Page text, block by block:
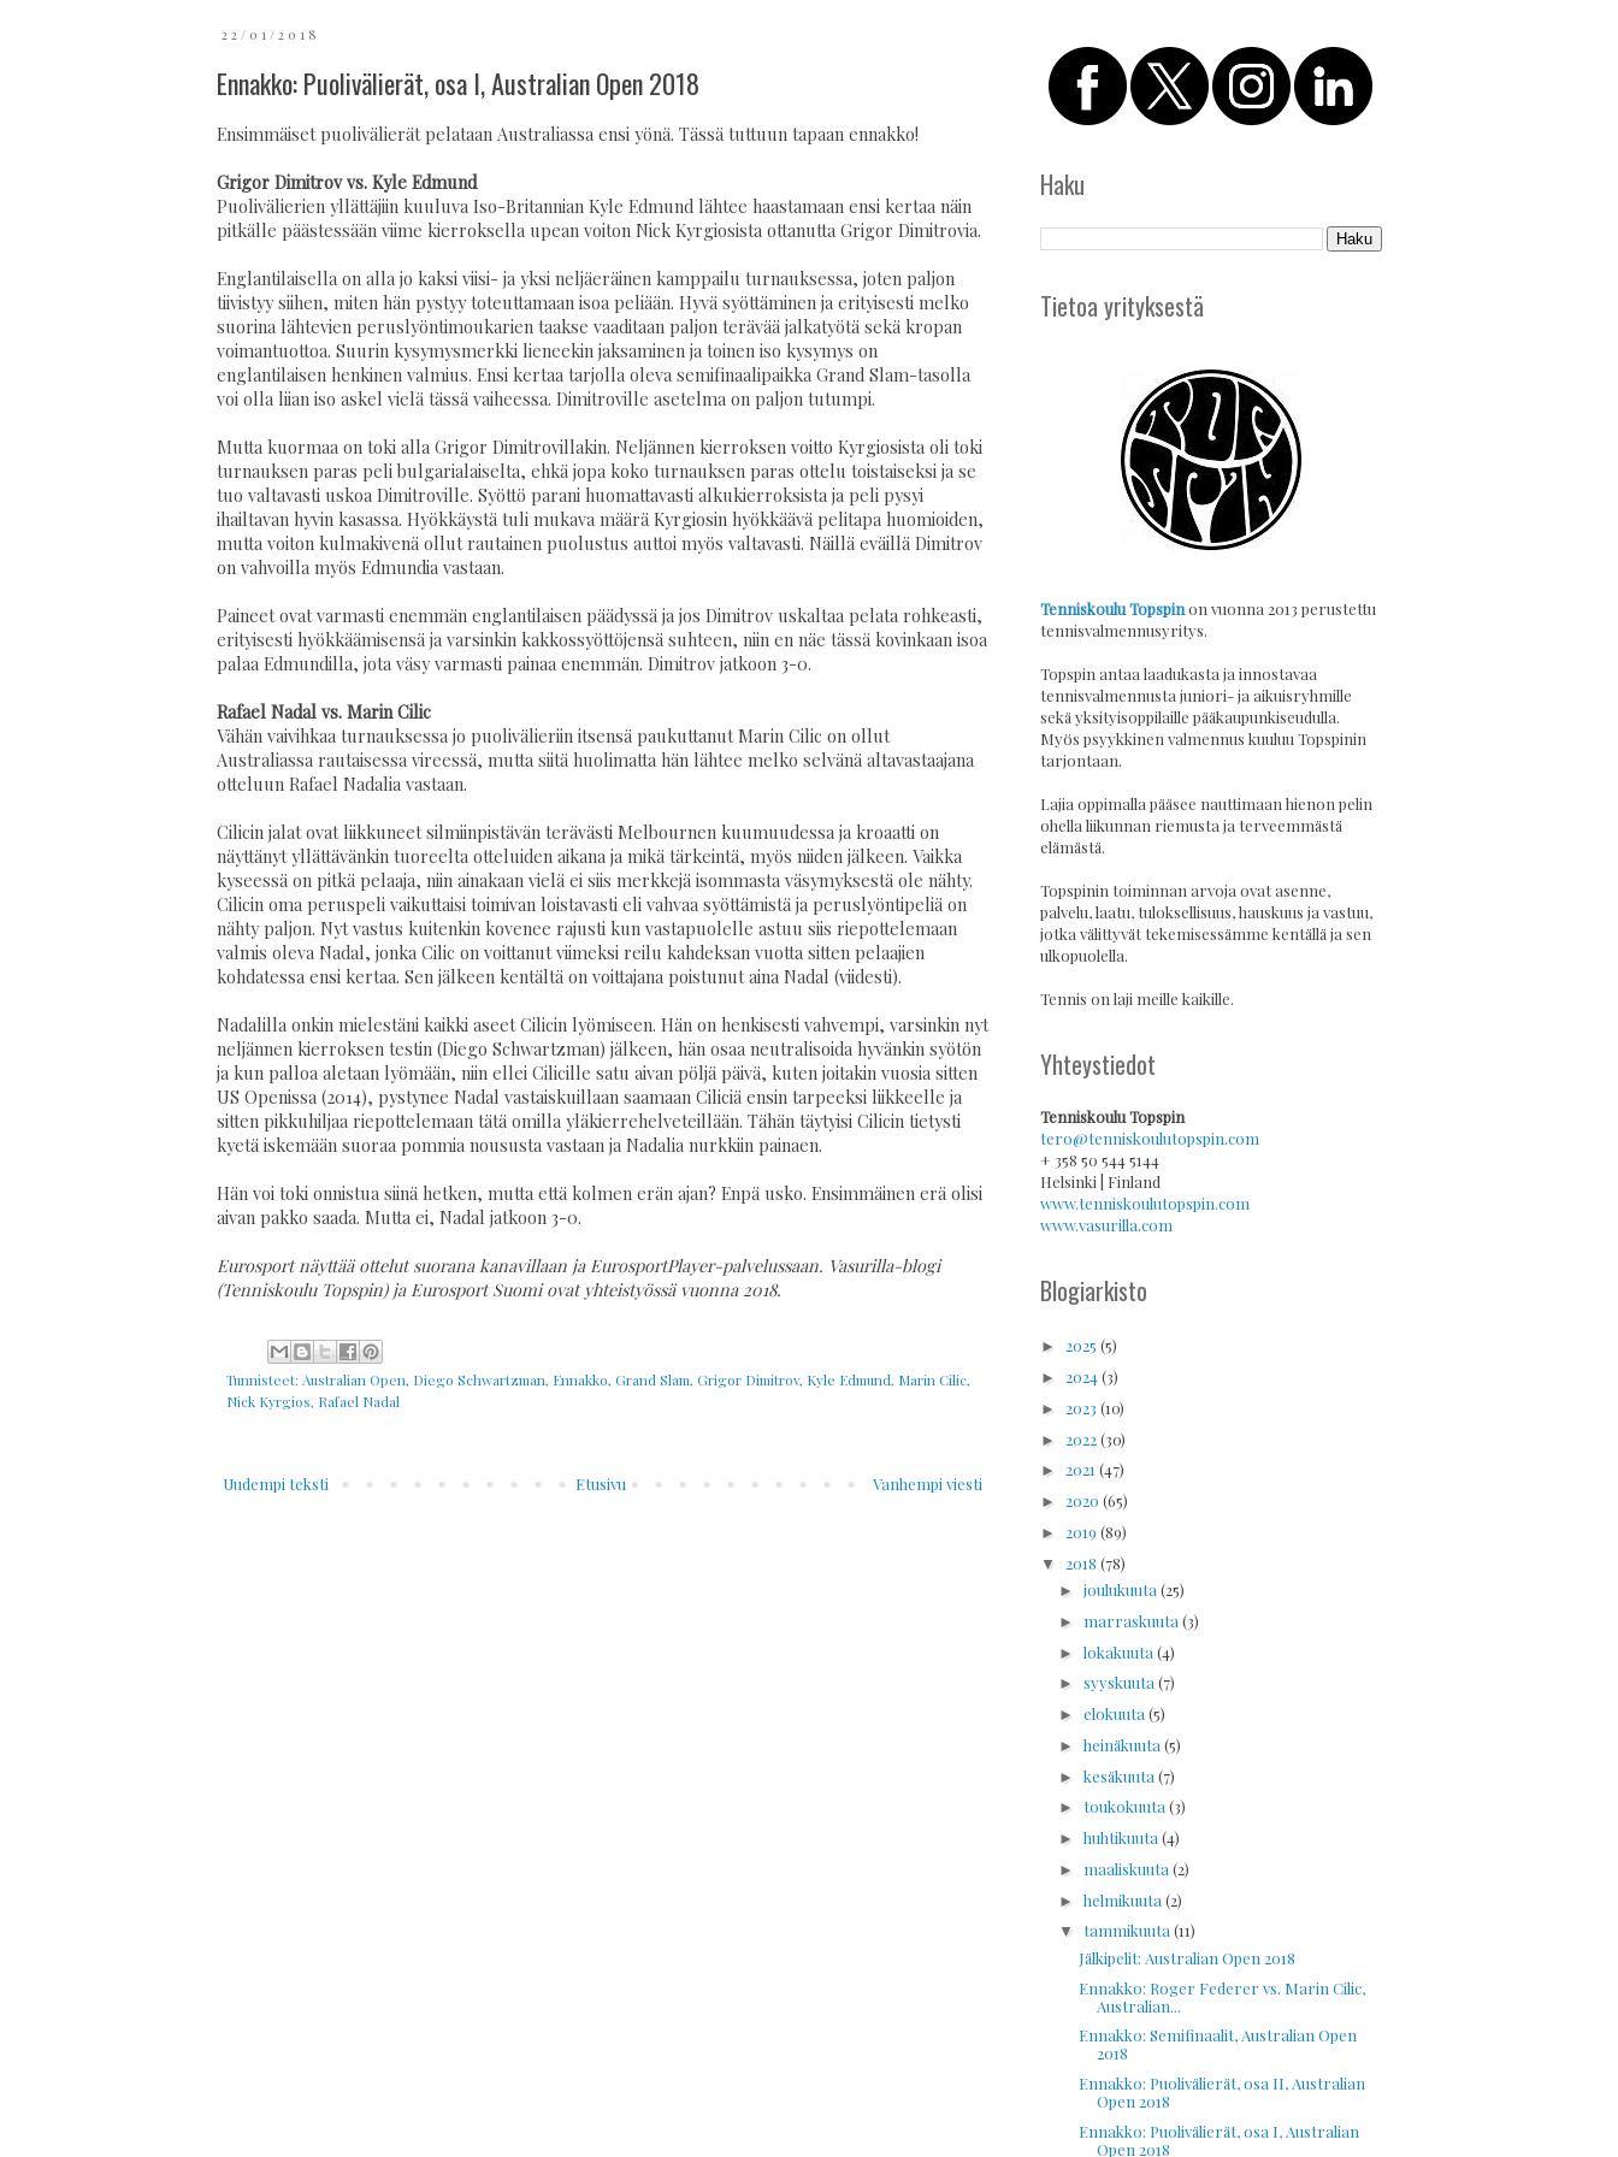
22/01/2018
Ennakko: Puolivälierät, osa I, Australian Open 2018
Ensimmäiset puolivälierät pelataan Australiassa ensi yönä. Tässä tuttuun tapaan ennakko!
Grigor Dimitrov vs. Kyle Edmund
Puolivälierien yllättäjiin kuuluva Iso-Britannian Kyle Edmund lähtee haastamaan ensi kertaa näin
pitkälle päästessään viime kierroksella upean voiton Nick Kyrgiosista ottanutta Grigor Dimitrovia.
Englantilaisella on alla jo kaksi viisi- ja yksi neljäeräinen kamppailu turnauksessa, joten paljon
tiivistyy siihen, miten hän pystyy toteuttamaan isoa peliään. Hyvä syöttäminen ja erityisesti melko
suorina lähtevien peruslyöntimoukarien taakse vaaditaan paljon terävää jalkatyötä sekä kropan
voimantuottoa. Suurin kysymysmerkki lieneekin jaksaminen ja toinen iso kysymys on
englantilaisen henkinen valmius. Ensi kertaa tarjolla oleva semifinaalipaikka Grand Slam-tasolla
voi olla liian iso askel vielä tässä vaiheessa. Dimitroville asetelma on paljon tutumpi.
Mutta kuormaa on toki alla Grigor Dimitrovillakin. Neljännen kierroksen voitto Kyrgiosista oli toki
turnauksen paras peli bulgarialaiselta, ehkä jopa koko turnauksen paras ottelu toistaiseksi ja se
tuo valtavasti uskoa Dimitroville. Syöttö parani huomattavasti alkukierroksista ja peli pysyi
ihailtavan hyvin kasassa. Hyökkäystä tuli mukava määrä Kyrgiosin hyökkäävä pelitapa huomioiden,
mutta voiton kulmakivenä ollut rautainen puolustus auttoi myös valtavasti. Näillä eväillä Dimitrov
on vahvoilla myös Edmundia vastaan.
Paineet ovat varmasti enemmän englantilaisen päädyssä ja jos Dimitrov uskaltaa pelata rohkeasti,
erityisesti hyökkäämisensä ja varsinkin kakkossyöttöjensä suhteen, niin en näe tässä kovinkaan isoa
palaa Edmundilla, jota väsy varmasti painaa enemmän. Dimitrov jatkoon 3-0.
Rafael Nadal vs. Marin Cilic
Vähän vaivihkaa turnauksessa jo puolivälieriin itsensä paukuttanut Marin Cilic on ollut
Australiassa rautaisessa vireessä, mutta siitä huolimatta hän lähtee melko selvänä altavastaajana
otteluun Rafael Nadalia vastaan.
Cilicin jalat ovat liikkuneet silmiinpistävän terävästi Melbournen kuumuudessa ja kroaatti on
näyttänyt yllättävänkin tuoreelta otteluiden aikana ja mikä tärkeintä, myös niiden jälkeen. Vaikka
kyseessä on pitkä pelaaja, niin ainakaan vielä ei siis merkkejä isommasta väsymyksestä ole nähty.
Cilicin oma peruspeli vaikuttaisi toimivan loistavasti eli vahvaa syöttämistä ja peruslyöntipeliä on
nähty paljon. Nyt vastus kuitenkin kovenee rajusti kun vastapuolelle astuu siis riepottelemaan
valmis oleva Nadal, jonka Cilic on voittanut viimeksi reilu kahdeksan vuotta sitten pelaajien
kohdatessa ensi kertaa. Sen jälkeen kentältä on voittajana poistunut aina Nadal (viidesti).
Nadalilla onkin mielestäni kaikki aseet Cilicin lyömiseen. Hän on henkisesti vahvempi, varsinkin nyt
neljännen kierroksen testin (Diego Schwartzman) jälkeen, hän osaa neutralisoida hyvänkin syötön
ja kun palloa aletaan lyömään, niin ellei Cilicille satu aivan pöljä päivä, kuten joitakin vuosia sitten
US Openissa (2014), pystynee Nadal vastaiskuillaan saamaan Ciliciä ensin tarpeeksi liikkeelle ja
sitten pikkuhiljaa riepottelemaan tätä omilla yläkierrehelveteillään. Tähän täytyisi Cilicin tietysti
kyetä iskemään suoraa pommia noususta vastaan ja Nadalia nurkkiin painaen.
Hän voi toki onnistua siinä hetken, mutta että kolmen erän ajan? Enpä usko. Ensimmäinen erä olisi
aivan pakko saada. Mutta ei, Nadal jatkoon 3-0.
Eurosport näyttää ottelut suorana kanavillaan ja EurosportPlayer-palvelussaan. Vasurilla-blogi
(Tenniskoulu Topspin) ja Eurosport Suomi ovat yhteistyössä vuonna 2018.
Tunnisteet: Australian Open, Diego Schwartzman, Ennakko, Grand Slam, Grigor Dimitrov, Kyle Edmund, Marin Cilic,
Nick Kyrgios, Rafael Nadal
Uudempi teksti Vanhempi viesti
Etusivu
Haku
Tietoa yrityksestä
Tenniskoulu Topspinon vuonna 2013 perustettu
tennisvalmennusyritys.
Topspin antaa laadukasta ja innostavaa
tennisvalmennusta juniori- ja aikuisryhmille
sekä yksityisoppilaille pääkaupunkiseudulla.
Myös psyykkinen valmennus kuuluu Topspinin
tarjontaan.
Lajia oppimalla pääsee nauttimaan hienon pelin
ohella liikunnan riemusta ja terveemmästä
elämästä.
Topspinin toiminnan arvoja ovat asenne,
palvelu, laatu, tuloksellisuus, hauskuus ja vastuu,
jotka välittyvät tekemisessämme kentällä ja sen
ulkopuolella.
Tennis on laji meille kaikille.
Yhteystiedot
Tenniskoulu Topspin
tero@tenniskoulutopspin.com
+ 358 50 544 5144
Helsinki | Finland
www.tenniskoulutopspin.com
www.vasurilla.com
Blogiarkisto
► 2025 (5)
► 2024(3)
► 2023 (10)
► 2022(30)
► 2021 (47)
► 2020 (65)
► 2019 (89)
▼ 2018 (78)
►joulukuuta(25)
► marraskuuta(3)
►lokakuuta(4)
►syyskuuta(7)
►elokuuta(5)
►heinäkuuta(5)
►kesäkuuta(7)
►toukokuuta(3)
►huhtikuuta(4)
► maaliskuuta(2)
►helmikuuta(2)
▼tammikuuta(11)
Jälkipelit: Australian Open 2018
Ennakko: Roger Federer vs. Marin Cilic,
Australian...
Ennakko: Semifinaalit, Australian Open
2018
Ennakko: Puolivälierät, osa II, Australian
Open 2018
Ennakko: Puolivälierät, osa I, Australian
Open 2018